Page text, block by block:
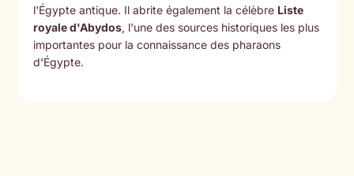
l'Égypte antique. Il abrite également la célèbre Liste
royale d'Abydos, l'une des sources historiques les plus
importantes pour la connaissance des pharaons
d'Égypte.